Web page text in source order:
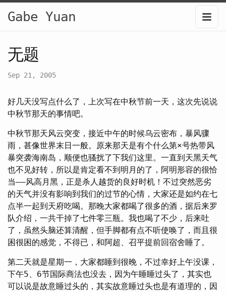
Gabe Yuan
无题
Sep 21, 2005
好几天没写点什么了，上次写在中秋节前一天，这次先说说
中秋节那天的事情吧。
中秋节那天风云突变，接近中午的时候乌云密布，暴风骤
雨，甚像世界末日一般。原来那天是有个什么第×号热带风
暴突袭海南岛，顺便也骚扰了下我们这里。一直到天黑天气
也不见好转，所以是肯定看不到明月的了，阿明形容的很恰
当——风高月黑，正是杀人越货的良好时机！不过突然恶劣
的天气并没有影响到我们的过节的心情，大家还是如约在七
点半一起到天府吃喝。那晚大家都喝了很多的酒，据后来罗
队介绍，一共干掉了七件零三瓶。我也喝了不少，后来吐
了，虽然头脑还算清醒，但手脚都有点不听使唤了，而且很
困很困的感觉，不得已，和阿超、召平提前回宿舍睡了。
第二天就是星期一，大家都睡到很晚，不过幸好上午没课，
下午5、6节国际商法也没去，因为午睡睡过头了，其实也
可以说是故意睡过头的，其实故意睡过头也是有道理的，因